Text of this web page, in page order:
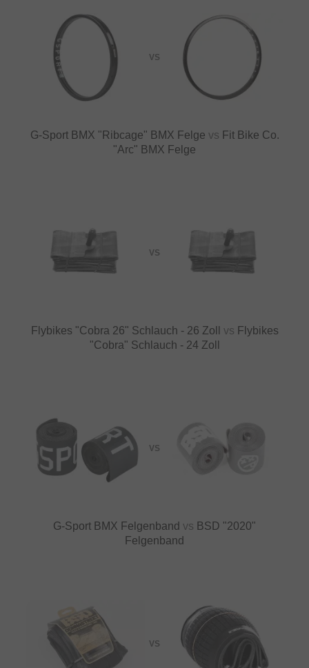
VS
G-Sport BMX "Ribcage" BMX Felge vs Fit Bike Co.
"Arc" BMX Felge
VS
Flybikes "Cobra 26" Schlauch - 26 Zoll vs Flybikes
"Cobra" Schlauch - 24 Zoll
VS
G-Sport BMX Felgenband vs BSD "2020"
Felgenband
VS